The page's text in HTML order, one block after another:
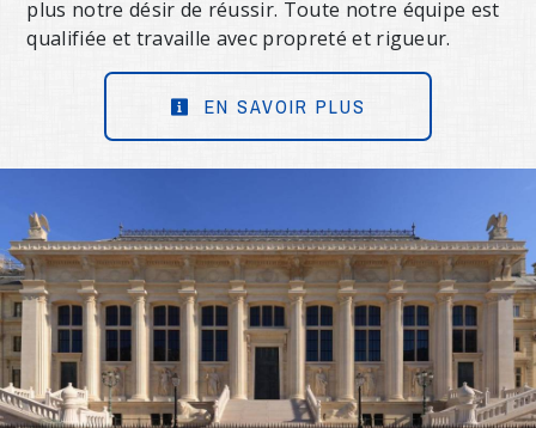
plus notre désir de réussir. Toute notre équipe est
qualifiée et travaille avec propreté et rigueur.
EN SAVOIR PLUS